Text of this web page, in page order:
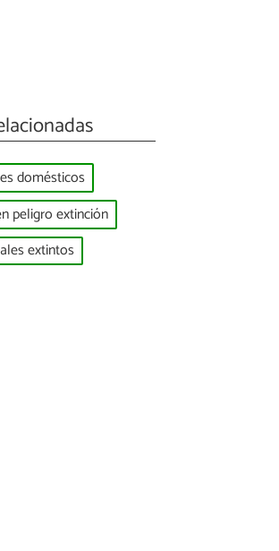
domésticos
peligro extinción
extintos